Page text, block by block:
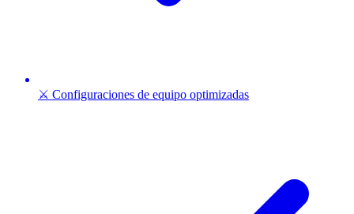
⚔️ Configuraciones de equipo optimizadas